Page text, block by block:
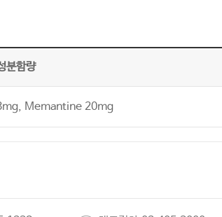
분함량
Memantine 20mg